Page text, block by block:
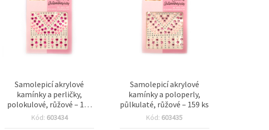
Samolepicí akrylové
kamínky a perličky,
polokulové, růžové – 159
ks
Kód: 603434
Samolepicí akrylové
kamínky a poloperly,
půlkulaté, růžové – 159 ks
Kód: 603435